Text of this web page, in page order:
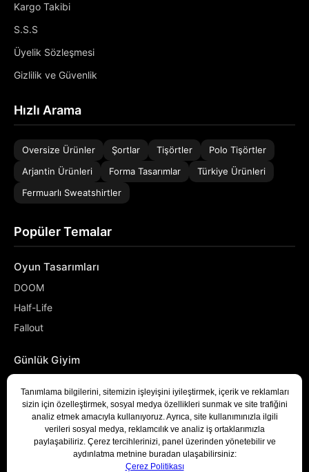
Kargo Takibi
S.S.S
Üyelik Sözleşmesi
Gizlilik ve Güvenlik
Hızlı Arama
Oversize Ürünler Şortlar Tişörtler
Polo Tişörtler
Arjantin Ürünleri
Forma Tasarımlar
Türkiye Ürünleri
Fermuarlı Sweatshirtler
Popüler Temalar
Oyun Tasarımları
DOOM
Half-Life
Fallout
Günlük Giyim
Denizci
Developer